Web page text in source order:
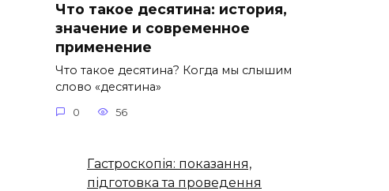
Что такое десятина: история,
значение и современное
применение
Что такое десятина? Когда мы слышим
слово «десятина»
0 56
Гастроскопія: показання,
підготовка та проведення